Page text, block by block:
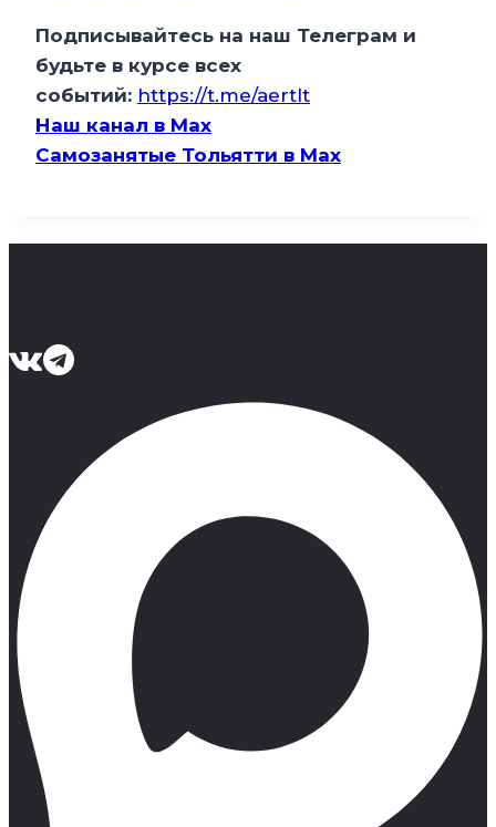
Подписывайтесь на наш Телеграм и
будьте в курсе всех
событий: https://t.me/aertlt
Наш канал в Мax
Самозанятые Тольятти в Max